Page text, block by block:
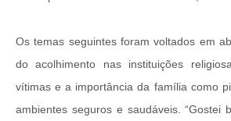
Os temas seguintes foram voltados em
do acolhimento nas instituições
vítimas e a importância da família como
ambientes seguros e saudáveis. “Gostei